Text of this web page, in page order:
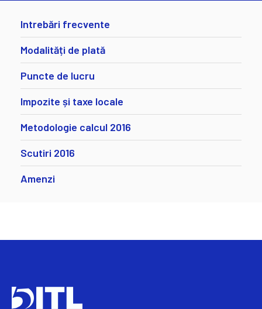
Intrebări frecvente
Modalități de plată
Puncte de lucru
Impozite și taxe locale
Metodologie calcul 2016
Scutiri 2016
Amenzi